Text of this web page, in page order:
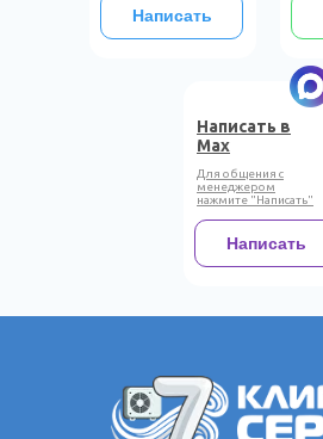
Написать в
Max
Для общения с
менеджером
нажмите "Написать"
Написать
Написать